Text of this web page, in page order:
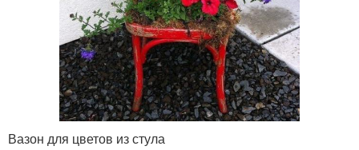
Вазон для цветов из стула